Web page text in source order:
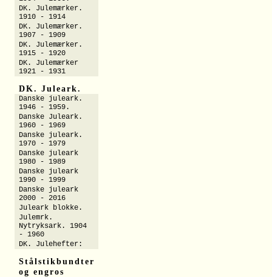
DK. Julemærker.
1910 - 1914
DK. Julemærker.
1907 - 1909
DK. Julemærker.
1915 - 1920
DK. Julemærker
1921 - 1931
DK. Juleark.
Danske juleark.
1946 - 1959.
Danske Juleark.
1960 - 1969
Danske juleark.
1970 - 1979
Danske juleark
1980 - 1989
Danske juleark
1990 - 1999
Danske juleark
2000 - 2016
Juleark blokke.
Julemrk.
Nytryksark. 1904
- 1960
DK. Julehefter:
Stålstikbundter
og engros